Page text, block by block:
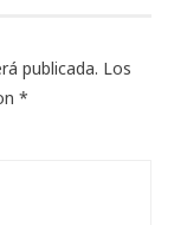
publicada. Los
*